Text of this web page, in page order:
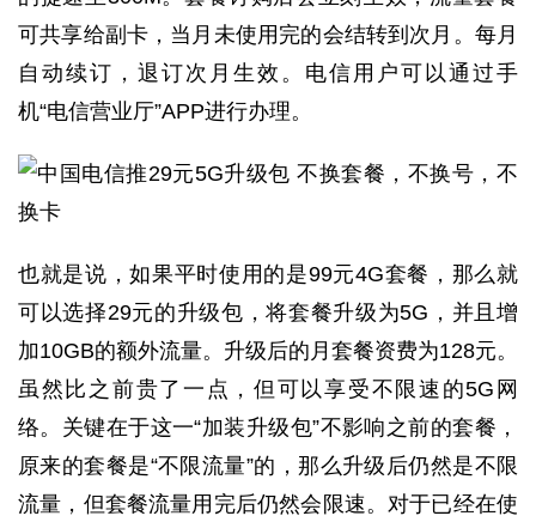
可共享给副卡，当月未使用完的会结转到次月。每月
自动续订，退订次月生效。电信用户可以通过手
机“电信营业厅”APP进行办理。
也就是说，如果平时使用的是99元4G套餐，那么就
可以选择29元的升级包，将套餐升级为5G，并且增
加10GB的额外流量。升级后的月套餐资费为128元。
虽然比之前贵了一点，但可以享受不限速的5G网
络。关键在于这一“加装升级包”不影响之前的套餐，
原来的套餐是“不限流量”的，那么升级后仍然是不限
流量，但套餐流量用完后仍然会限速。对于已经在使